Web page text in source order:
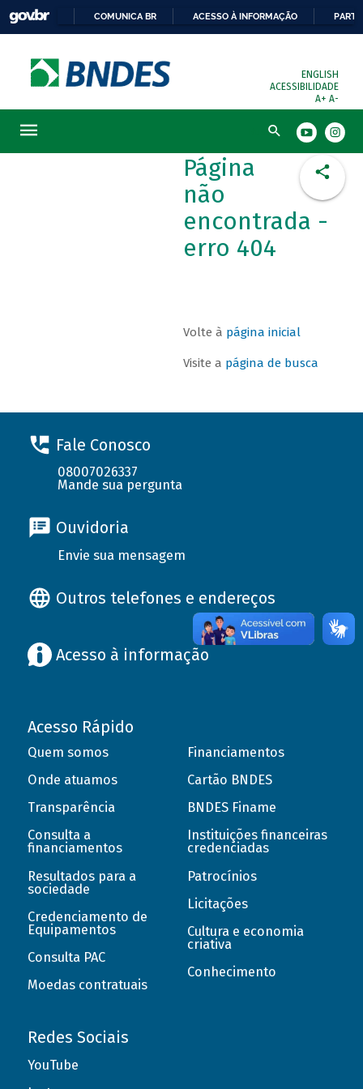
COMUNICA BR ACESSO À INFORMAÇÃO
ENGLISH
ACESSIBILIDADE
A+ A-
Busca
Página
não
encontrada -
erro 404
Volte à página inicial
Visite a página de busca
Fale Conosco
08007026337
Mande sua pergunta
Ouvidoria
Envie sua mensagem
Outros telefones e endereços
Acesso à informação
Acesso Rápido
Quem somos
Onde atuamos
Transparência
Consulta a
financiamentos
Resultados para a
sociedade
Credenciamento de
Equipamentos
Consulta PAC
Moedas contratuais
Financiamentos
Cartão BNDES
BNDES Finame
Instituições financeiras
credenciadas
Patrocínios
Licitações
Cultura e economia
criativa
Conhecimento
Redes Sociais
YouTube